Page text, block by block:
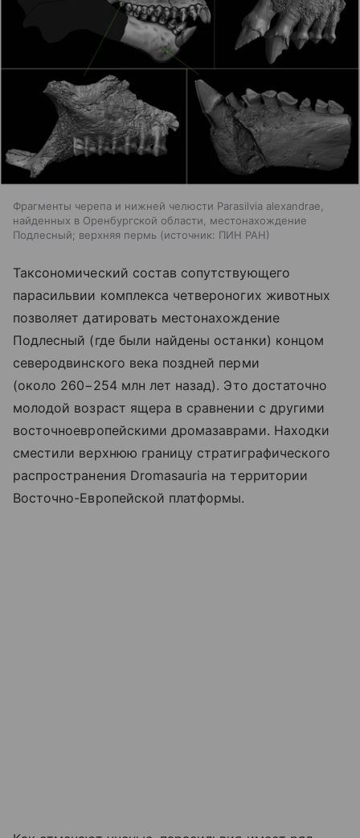
Фрагменты черепа и нижней челюсти Parasilvia alexandrae,
найденных в Оренбургской области, местонахождение
Подлесный; верхняя пермь
источник: ПИН РАН
Таксономический состав сопутствующего
парасильвии комплекса четвероногих животных
позволяет датировать местонахождение
Подлесный (где были найдены останки) концом
северодвинского века поздней перми
(около 260−254 млн лет назад). Это достаточно
молодой возраст ящера в сравнении с другими
восточноевропейскими дромазаврами. Находки
сместили верхнюю границу стратиграфического
распространения Dromasauria на территории
Восточно-Европейской платформы.